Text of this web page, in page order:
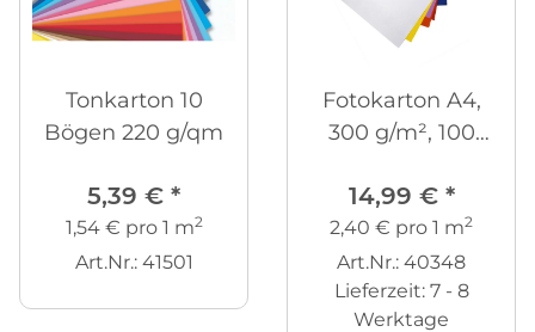
Tonkarton 10
Bögen 220 g/qm
5,39 € *
1,54 € pro 1 m2
Art.Nr.: 41501
Fotokarton A4,
300 g/m², 100
14,99 € *
2,40 € pro 1 m2
Art.Nr.: 40348
Lieferzeit: 7 - 8
Werktage